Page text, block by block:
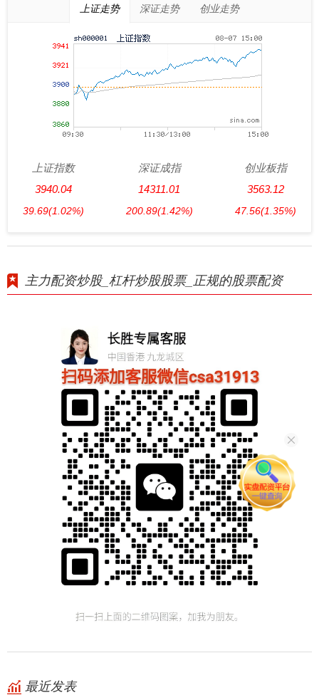
上证走势 深证走势 创业走势
上证指数
3940.04
39.69(1.02%)
深证成指
14311.01
200.89(1.42%)
创业板指
3563.12
47.56(1.35%)
主力配资炒股_杠杆炒股股票_正规的股票配资
最近发表